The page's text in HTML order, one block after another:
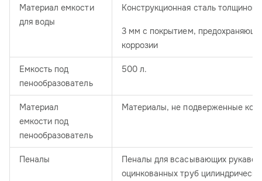
Материал емкости
для воды
Конструкционная сталь толщиной
3 мм с покрытием,
коррозии
Емкость под
пенообразователь
500 л.
Материал
емкости под
пенообразователь
Материалы, не подверженные
Пеналы
Пеналы для всасывающих рукавов
оцинкованных труб